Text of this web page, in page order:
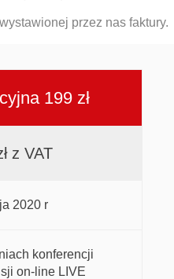
przez nas faktury.
199 zł
z VAT
2020 r
konferencji
on-line LIVE